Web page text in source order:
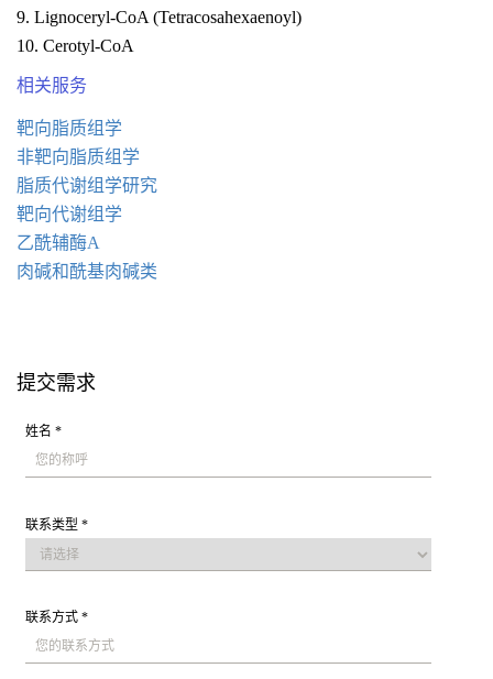
9. Lignoceryl-CoA (Tetracosahexaenoyl)
10. Cerotyl-CoA
相关服务
靶向脂质组学
非靶向脂质组学
脂质代谢组学研究
靶向代谢组学
乙酰辅酶A
肉碱和酰基肉碱类
提交需求
姓名 *
联系类型 *
联系方式 *